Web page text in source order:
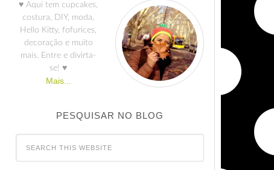
♥ Aqui tem cupcakes,
costura, DIY, moda,
Hello Kitty, fofurices,
decoração e muito
mais. Entre e divirta-
se! ♥
Mais...
PESQUISAR NO BLOG